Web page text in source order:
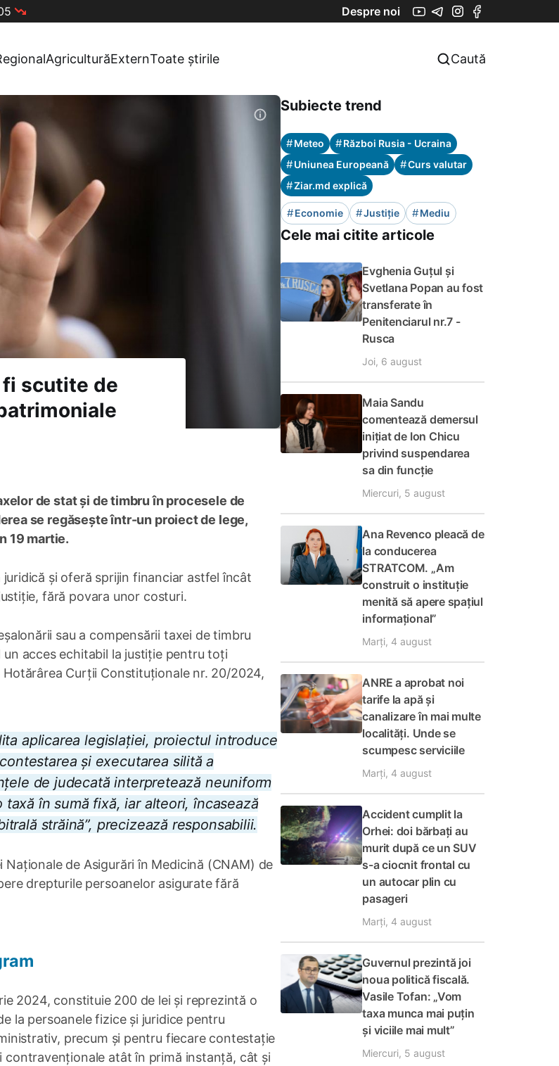
Despre noi
AgriculturăExternToate știrile Caută
scutite de
de stat și de timbru în procesele de
se regăsește într-un proiect de lege,
19 martie.
și oferă sprijin financiar astfel încât
fără povara unor costuri.
sau a compensării taxei de timbru
acces echitabil la justiție pentru toți
Curții Constituționale nr. 20/2024,
aplicarea legislației, proiectul introduce
și executarea silită a
de judecată interpretează neuniform
în sumă fixă, iar alteori, încasează
străină”, precizează responsabilii.
de Asigurări în Medicină (CNAM) de
drepturile persoanelor asigurate fără
2024, constituie 200 de lei și reprezintă o
la persoanele fizice și juridice pentru
precum și pentru fiecare contestație
atât în primă instanță, cât și
Subiecte trend
#Meteo #Război Rusia - Ucraina
#Uniunea Europeană #Curs valutar
#Ziar.md explică
#Economie #Justiție #Mediu
Cele mai citite articole
Evghenia Guțul și
Svetlana Popan au fost
transferate în
Penitenciarul nr.7 -
Rusca
Joi, 6 august
Maia Sandu
comentează demersul
inițiat de Ion Chicu
privind suspendarea
sa din funcție
Miercuri, 5 august
Ana Revenco pleacă de
la conducerea
STRATCOM. „Am
construit o instituție
menită să apere spațiul
informațional”
Marți, 4 august
ANRE a aprobat noi
tarife la apă și
canalizare în mai multe
localități. Unde se
scumpesc serviciile
Marți, 4 august
Accident cumplit la
Orhei: doi bărbați au
murit după ce un SUV
s-a ciocnit frontal cu
un autocar plin cu
pasageri
Marți, 4 august
Guvernul prezintă joi
noua politică fiscală.
Vasile Tofan: „Vom
taxa munca mai puțin
și viciile mai mult”
Miercuri, 5 august